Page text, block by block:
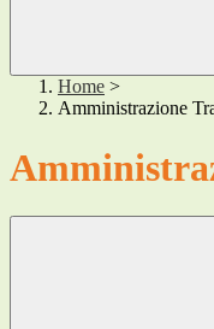
Home >
Amministrazione